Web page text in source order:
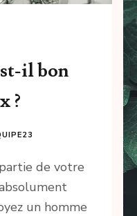
il bon
?
de votre
un homme